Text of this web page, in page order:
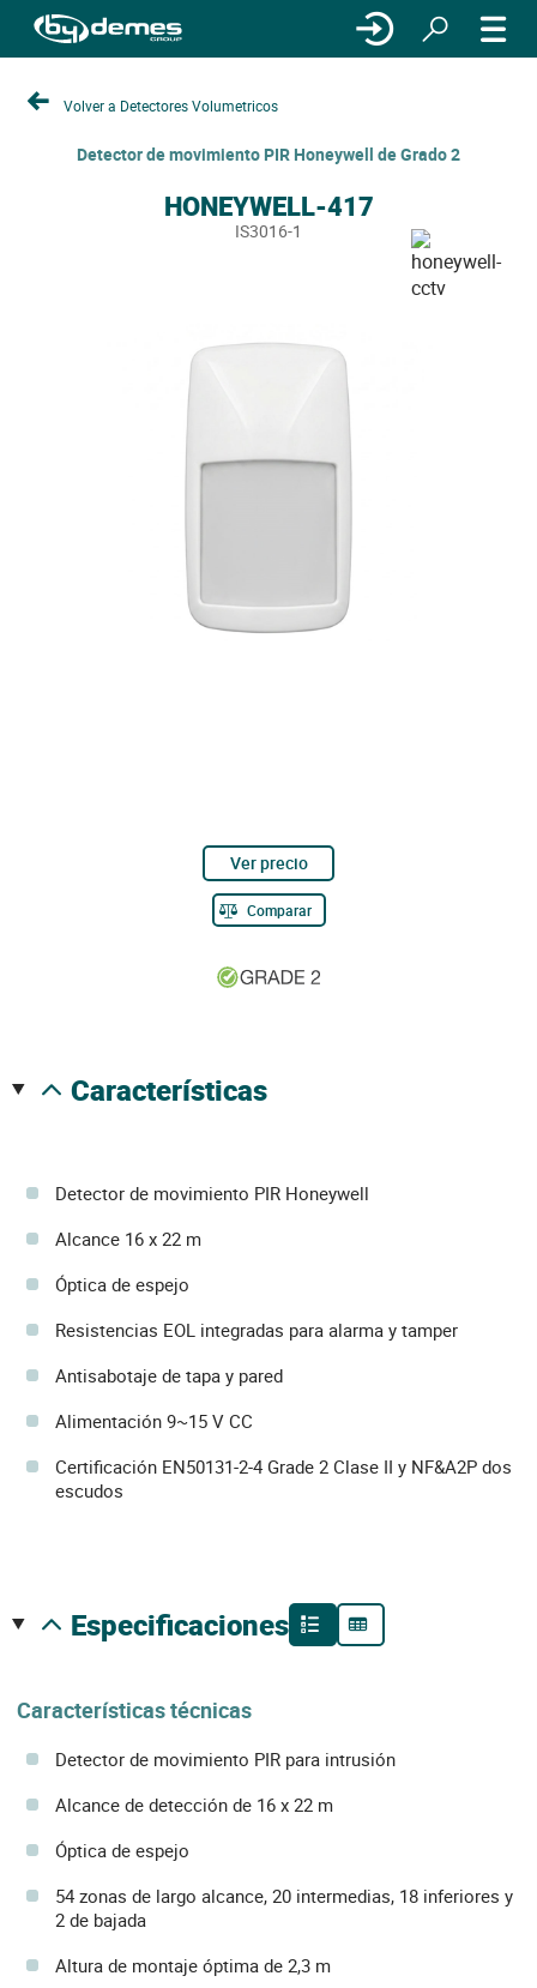
Volver a Detectores Volumetricos
Detector de movimiento PIR Honeywell de Grado 2
HONEYWELL-417
IS3016-1
Ver precio
Comparar
características
Detector de movimiento PIR Honeywell
Alcance 16 x 22 m
Óptica de espejo
Resistencias EOL integradas para alarma y tamper
Antisabotaje de tapa y pared
Alimentación 9~15 V CC
Certificación EN50131-2-4 Grade 2 Clase II y NF&A2P dos
escudos
especificaciones
Características técnicas
Detector de movimiento PIR para intrusión
Alcance de detección de 16 x 22 m
Óptica de espejo
54 zonas de largo alcance, 20 intermedias, 18 inferiores y
2 de bajada
Altura de montaje óptima de 2,3 m